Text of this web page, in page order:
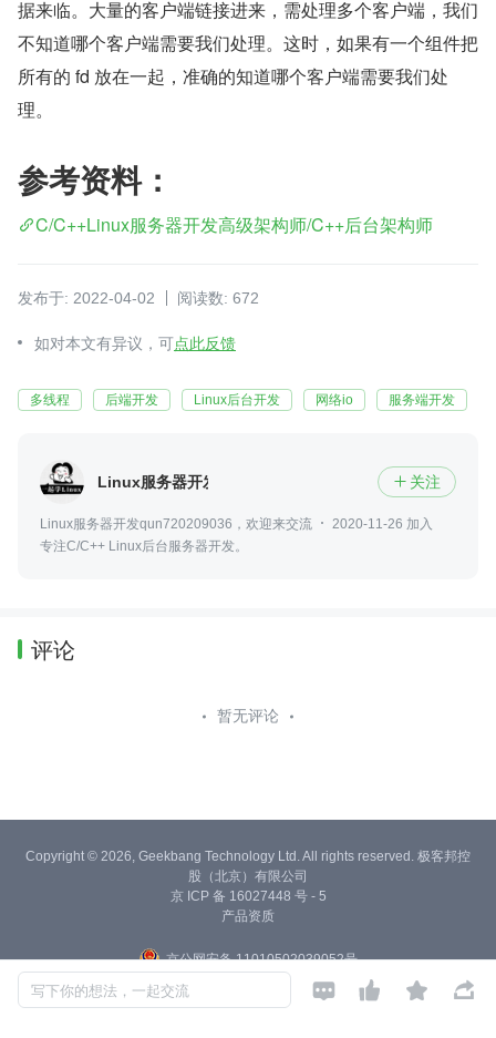
据来临。大量的客户端链接进来，需处理多个客户端，我们
不知道哪个客户端需要我们处理。这时，如果有一个组件把
所有的 fd 放在一起，准确的知道哪个客户端需要我们处
理。
参考资料：
C/C++Linux服务器开发高级架构师/C++后台架构师
发布于: 2022-04-02 阅读数: 672
如对本文有异议，可点此反馈
多线程 后端开发 Linux后台开发 网络io 服务端开发
Linux服务器开发  关注
Linux服务器开发qun720209036，欢迎来交流
2020-11-26 加入
专注C/C++ Linux后台服务器开发。
评论
暂无评论
写下你的想法，一起交流    
Copyright © 2026, Geekbang Technology Ltd. All rights reserved. 极客邦控
股（北京）有限公司
京 ICP 备 16027448 号 - 5
产品资质
京公网安备 11010502039052号